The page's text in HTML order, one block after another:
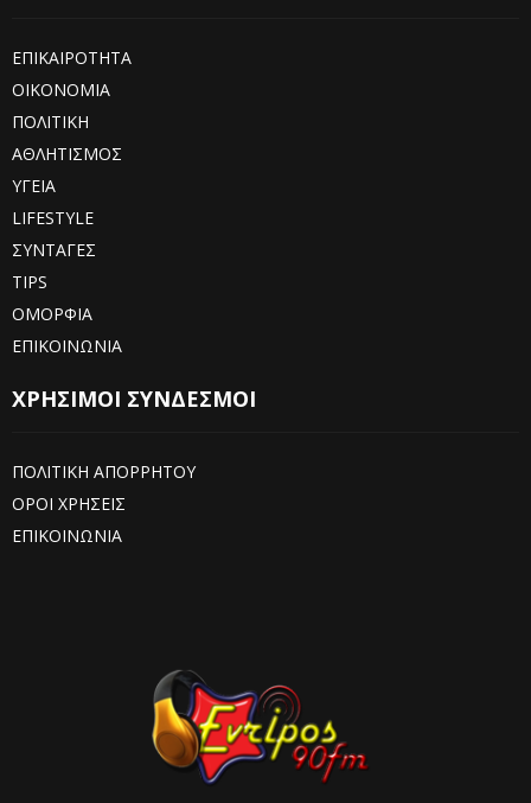
ΕΠΙΚΑΙΡΟΤΗΤΑ
ΟΙΚΟΝΟΜΙΑ
ΠΟΛΙΤΙΚΗ
ΑΘΛΗΤΙΣΜΟΣ
ΥΓΕΙΑ
LIFESTYLE
ΣΥΝΤΑΓΕΣ
TIPS
ΟΜΟΡΦΙΑ
ΕΠΙΚΟΙΝΩΝΙΑ
ΧΡΗΣΙΜΟΙ ΣΥΝΔΕΣΜΟΙ
ΠΟΛΙΤΙΚΗ ΑΠΟΡΡΗΤΟΥ
ΟΡΟΙ ΧΡΗΣΕΙΣ
ΕΠΙΚΟΙΝΩΝΙΑ